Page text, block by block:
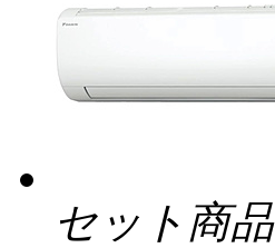
セット商品